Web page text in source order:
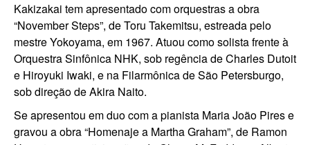
Kakizakai tem apresentado com orquestras a obra
“November Steps”, de Toru Takemitsu, estreada pelo
mestre Yokoyama, em 1967. Atuou como solista frente à
Orquestra Sinfônica NHK, sob regência de Charles Dutoit
e Hiroyuki Iwaki, e na Filarmônica de São Petersburgo,
sob direção de Akira Naito.
Se apresentou em duo com a pianista Maria João Pires e
gravou a obra “Homenaje a Martha Graham”, de Ramon